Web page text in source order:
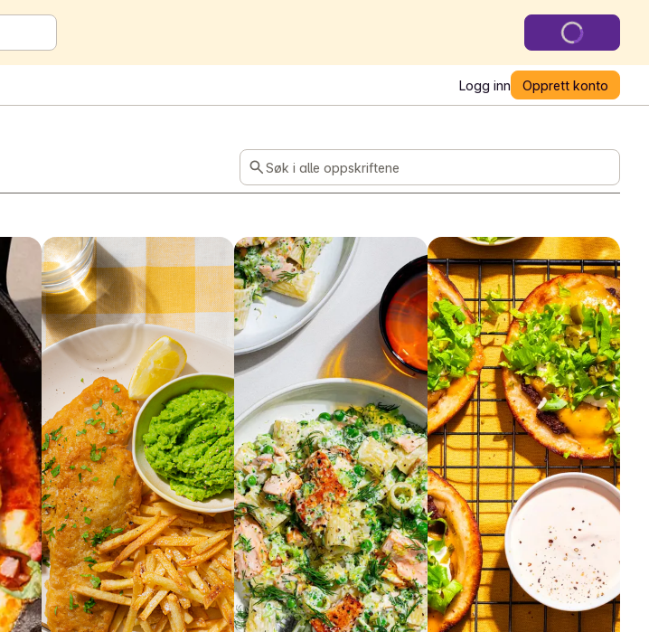
Logg inn Opprett konto
Søk i alle oppskriftene